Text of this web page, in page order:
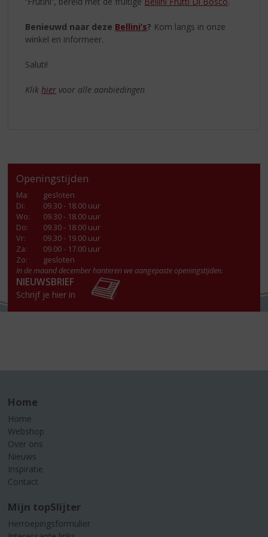
Benieuwd naar deze Bellini’s? Kom langs in onze
winkel en informeer.
Saluti!
Klikhier voor alle aanbiedingen
Openingstijden
Ma:
gesloten
Di:
09.30 - 18.00 uur
Wo:
09.30 - 18.00 uur
Do:
09.30 - 18.00 uur
Vr:
09.30 - 19.00 uur
Za:
09.00 - 17.00 uur
Zo:
gesloten
In de maand december hanteren we aangepaste openingstijden.
NIEUWSBRIEF
Schrijf je hier in
Home
Home
Webshop
Over ons
Nieuws
Inspiratie
Contact
Mijn topSlijter
Herroepingsformulier